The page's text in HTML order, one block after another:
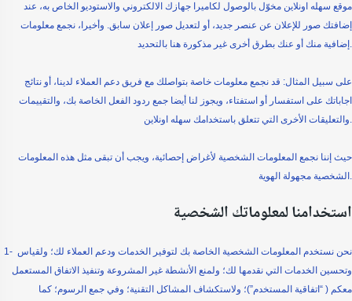
موقع سهله اونلاين مخوّل بالوصول لكاميرا جهازك الالكتروني والاستوديو الخاص به، عند
إضافتك صور للإعلان عن عنصر جديد، أو لتعديل صور إعلان سابق. وأخيرا، نجمع معلومات
إضافية منك أو عنك بطرق أخرى غير مذكورة هنا بالتحديد.
على سبيل المثال: قد نجمع معلومات خاصة بتواصلك مع فريق دعم العملاء لدينا، أو نتائج
اجاباتك على استفسار أو استفتاء، ويجوز لنا أيضا جمع ردود الفعل الخاصة بك، والتقييمات
والتعليقات الأخرى التي تتعلق باستخدامك سهله اونلاين.
حيث إننا نجمع المعلومات الشخصية لأغراض إحصائية، ويجب أن تبقى مثل هذه المعلومات
الشخصية مجهولة الهوية.
استخدامنا لمعلوماتك الشخصية
1- نحن نستخدم المعلومات الشخصية الخاصة بك لتوفير الخدمات ودعم العملاء لك؛ ولقياس
وتحسين الخدمات التي نقدمها لك؛ ولمنع الأنشطة غير المشروعة وتنفيذ الاتفاق المستعمل
معكم ( “اتفاقية المستخدم”)؛ ولاستكشاف المشاكل التقنية؛ وفي جمع الرسوم؛ كما